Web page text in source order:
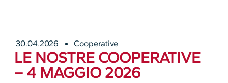
30.04.2026 Cooperative
LE NOSTRE COOPERATIVE
– 4 MAGGIO 2026